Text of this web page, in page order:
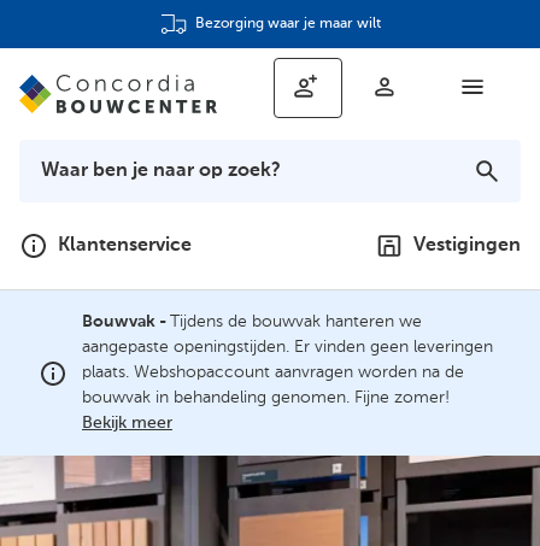
Bezorging waar je maar wilt
Klantenservice Vestigingen
Bouwvak -
Tijdens de bouwvak hanteren we
aangepaste openingstijden. Er vinden geen leveringen
plaats. Webshopaccount aanvragen worden na de
bouwvak in behandeling genomen. Fijne zomer!
Bekijk meer